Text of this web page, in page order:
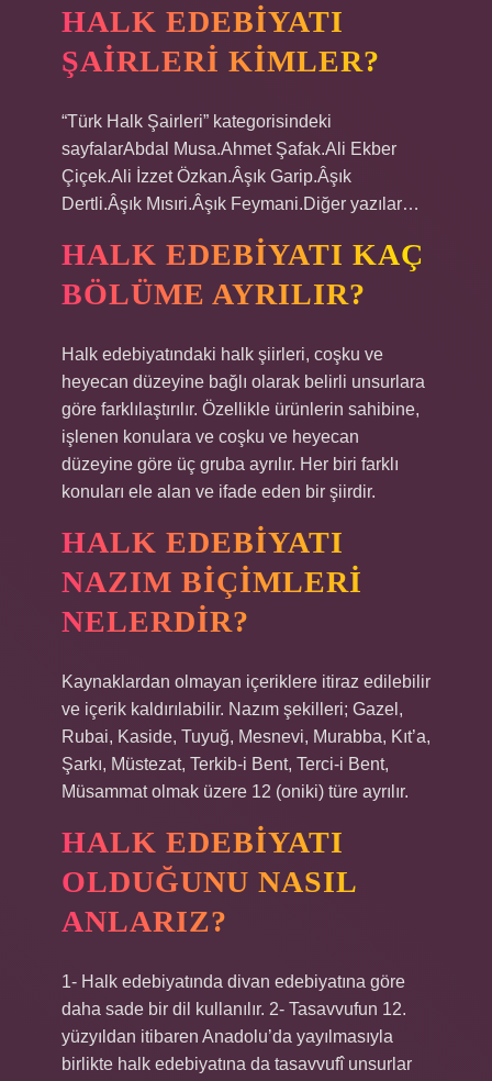
HALK EDEBIYATI
ŞAIRLERI KIMLER?
“Türk Halk Şairleri” kategorisindeki
sayfalarAbdal Musa.Ahmet Şafak.Ali Ekber
Çiçek.Ali İzzet Özkan.Âşık Garip.Âşık
Dertli.Âşık Mısıri.Âşık Feymani.Diğer yazılar…
HALK EDEBIYATI KAÇ
BÖLÜME AYRILIR?
Halk edebiyatındaki halk şiirleri, coşku ve
heyecan düzeyine bağlı olarak belirli unsurlara
göre farklılaştırılır. Özellikle ürünlerin sahibine,
işlenen konulara ve coşku ve heyecan
düzeyine göre üç gruba ayrılır. Her biri farklı
konuları ele alan ve ifade eden bir şiirdir.
HALK EDEBIYATI
NAZIM BIÇIMLERI
NELERDIR?
Kaynaklardan olmayan içeriklere itiraz edilebilir
ve içerik kaldırılabilir. Nazım şekilleri; Gazel,
Rubai, Kaside, Tuyuğ, Mesnevi, Murabba, Kıt’a,
Şarkı, Müstezat, Terkib-i Bent, Terci-i Bent,
Müsammat olmak üzere 12 (oniki) türe ayrılır.
HALK EDEBIYATI
OLDUĞUNU NASIL
ANLARIZ?
1- Halk edebiyatında divan edebiyatına göre
daha sade bir dil kullanılır. 2- Tasavvufun 12.
yüzyıldan itibaren Anadolu’da yayılmasıyla
birlikte halk edebiyatına da tasavvufî unsurlar